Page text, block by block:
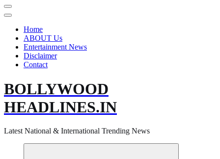
Home
ABOUT Us
Entertainment News
Disclaimer
Contact
BOLLYWOOD
HEADLINES.IN
Latest National & International Trending News